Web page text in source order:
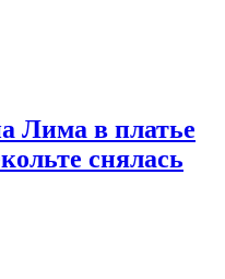
Лима в платье
снялась